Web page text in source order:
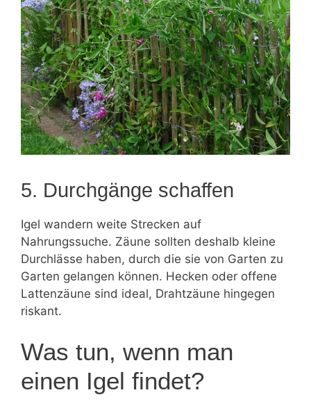
5. Durchgänge schaffen
Igel wandern weite Strecken auf
Nahrungssuche. Zäune sollten deshalb kleine
Durchlässe haben, durch die sie von Garten zu
Garten gelangen können. Hecken oder offene
Lattenzäune sind ideal, Drahtzäune hingegen
riskant.
Was tun, wenn man
einen Igel findet?